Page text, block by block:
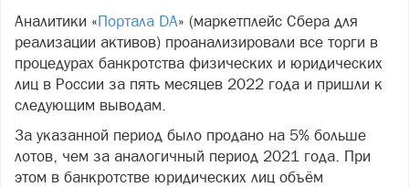
Аналитики «Портала DA» (маркетплейс Сбера для
реализации активов) проанализировали все торги в
процедурах банкротства физических и юридических
лиц в России за пять месяцев 2022 года и пришли к
следующим выводам.
За указанной период было продано на 5% больше
лотов, чем за аналогичный период 2021 года. При
этом в банкротстве юридических лиц объём